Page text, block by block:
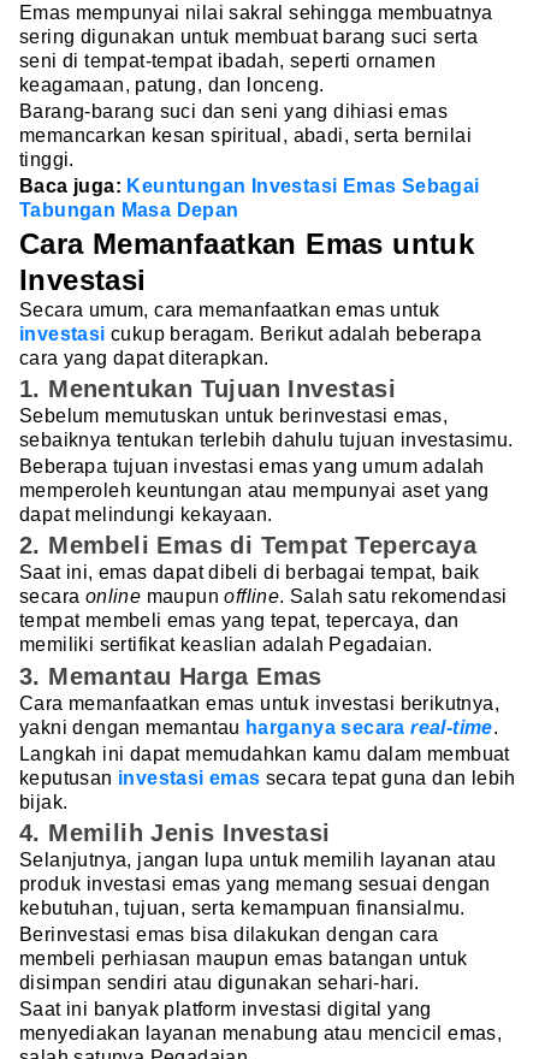
Emas mempunyai nilai sakral sehingga membuatnya
sering digunakan untuk membuat barang suci serta
seni di tempat-tempat ibadah, seperti ornamen
keagamaan, patung, dan lonceng.
Barang-barang suci dan seni yang dihiasi emas
memancarkan kesan spiritual, abadi, serta bernilai
tinggi.
Baca juga: Keuntungan Investasi Emas Sebagai
Tabungan Masa Depan
Cara Memanfaatkan Emas untuk
Investasi
Secara umum, cara memanfaatkan emas untuk
investasi cukup beragam. Berikut adalah beberapa
cara yang dapat diterapkan.
1. Menentukan Tujuan Investasi
Sebelum memutuskan untuk berinvestasi emas,
sebaiknya tentukan terlebih dahulu tujuan investasimu.
Beberapa tujuan investasi emas yang umum adalah
memperoleh keuntungan atau mempunyai aset yang
dapat melindungi kekayaan.
2. Membeli Emas di Tempat Tepercaya
Saat ini, emas dapat dibeli di berbagai tempat, baik
secara online maupunoffline. Salah satu rekomendasi
tempat membeli emas yang tepat, tepercaya, dan
memiliki sertifikat keaslian adalah Pegadaian.
3. Memantau Harga Emas
Cara memanfaatkan emas untuk investasi berikutnya,
yakni dengan memantau harganya secarareal-time.
Langkah ini dapat memudahkan kamu dalam membuat
keputusan investasi emas secara tepat guna dan lebih
bijak.
4. Memilih Jenis Investasi
Selanjutnya, jangan lupa untuk memilih layanan atau
produk investasi emas yang memang sesuai dengan
kebutuhan, tujuan, serta kemampuan finansialmu.
Berinvestasi emas bisa dilakukan dengan cara
membeli perhiasan maupun emas batangan untuk
disimpan sendiri atau digunakan sehari-hari.
Saat ini banyak platform investasi digital yang
menyediakan layanan menabung atau mencicil emas,